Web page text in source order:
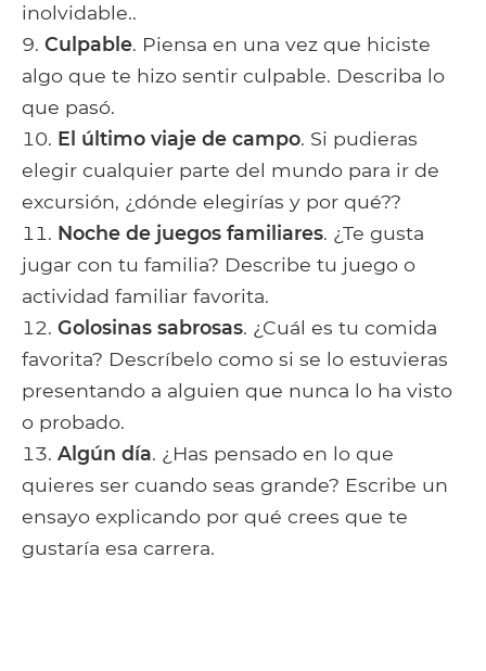
inolvidable..
Culpable. Piensa en una vez que hiciste
algo que te hizo sentir culpable. Describa lo
que pasó.
El último viaje de campo. Si pudieras
elegir cualquier parte del mundo para ir de
excursión, ¿dónde elegirías y por qué??
Noche de juegos familiares. ¿Te gusta
jugar con tu familia? Describe tu juego o
actividad familiar favorita.
Golosinas sabrosas. ¿Cuál es tu comida
favorita? Descríbelo como si se lo estuvieras
presentando a alguien que nunca lo ha visto
o probado.
Algún día. ¿Has pensado en lo que
quieres ser cuando seas grande? Escribe un
ensayo explicando por qué crees que te
gustaría esa carrera.